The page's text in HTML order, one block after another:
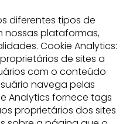
diferentes tipos de
nossas plataformas,
Cookie Analytics:
de sites a
com o conteúdo
navega pelas
Analytics fornece tags
proprietários dos sites